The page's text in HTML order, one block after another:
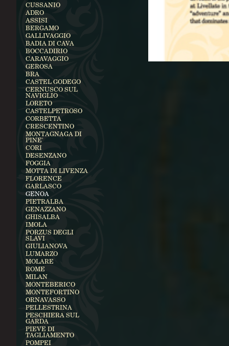
CUSSANIO
ADRO
ASSISI
BERGAMO
GALLIVAGGIO
BADIA DI CAVA
BOCCADIRIO
CARAVAGGIO
GEROSA
BRA
CASTEL GODEGO
CERNUSCO SUL
NAVIGLIO
LORETO
CASTELPETROSO
CORBETTA
CRESCENTINO
MONTAGNAGA DI
PINE'
CORI
DESENZANO
FOGGIA
MOTTA DI LIVENZA
FLORENCE
GARLASCO
GENOA
PIETRALBA
GENAZZANO
GHISALBA
IMOLA
PORZUS DEGLI
SLAVI
GIULIANOVA
LUMARZO
MOLARE
ROME
MILAN
MONTEBERICO
MONTEFORTINO
ORNAVASSO
PELLESTRINA
PESCHIERA SUL
GARDA
PIEVE DI
TAGLIAMENTO
POMPEI